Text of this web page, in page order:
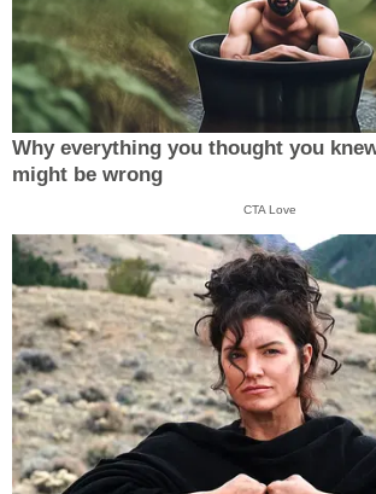
Why everything you thought you
might be wrong
CTA Love